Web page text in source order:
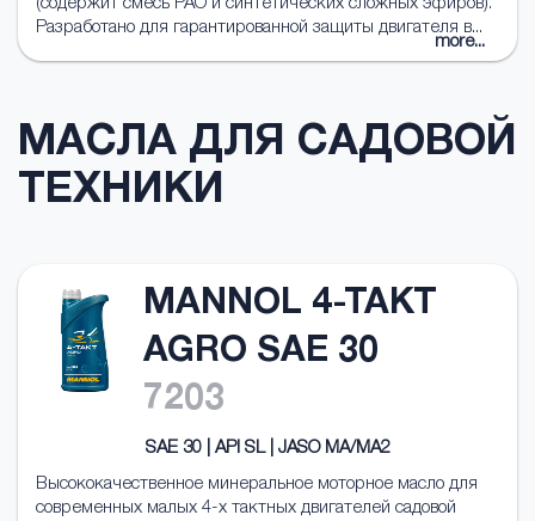
(содержит смесь PAO и синтетических сложных эфиров).
Разработано для гарантированной защиты двигателя в...
more...
МАСЛА ДЛЯ САДОВОЙ
ТЕХНИКИ
MANNOL 4-TAKT
AGRO SAE 30
7203
SAE 30 | API SL | JASO MA/MA2
Высококачественное минеральное моторное масло для
современных малых 4-х тактных двигателей садовой